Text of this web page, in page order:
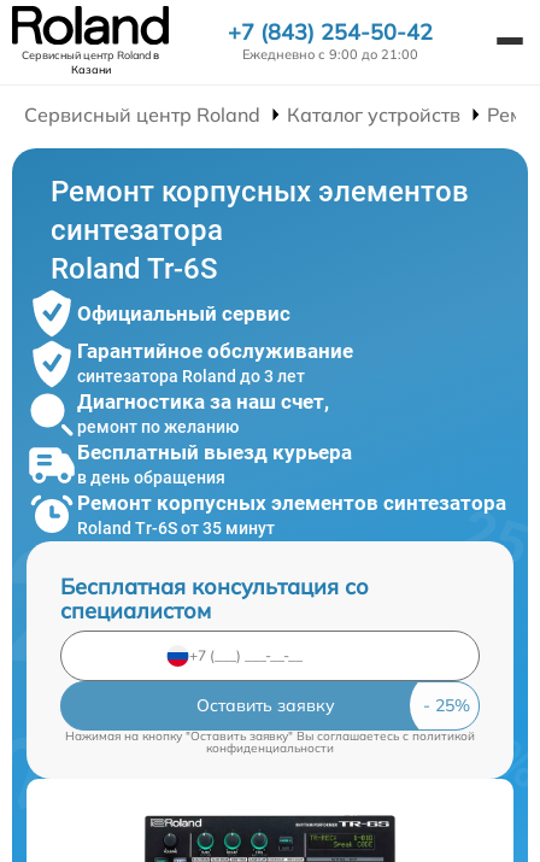
Сервисный центр Rolandв
Казани
+7 (843) 254-50-42
Ежедневно с 9:00 до 21:00
Сервисный центр Roland Каталог устройств
Ремонт корпусных элементов
синтезатора
Roland Tr-6S
Официальный сервис
Гарантийное обслуживание
синтезатора Roland до 3 лет
Диагностика за наш счет,
ремонт по желанию
Бесплатный выезд курьера
в день обращения
Ремонт корпусных элементов синтезатора
Roland Tr-6S от 35 минут
Бесплатная консультация со
специалистом
Оставить заявку
Нажимая на кнопку "Оставить заявку" Вы соглашаетесь cполитикой
конфиденциальности